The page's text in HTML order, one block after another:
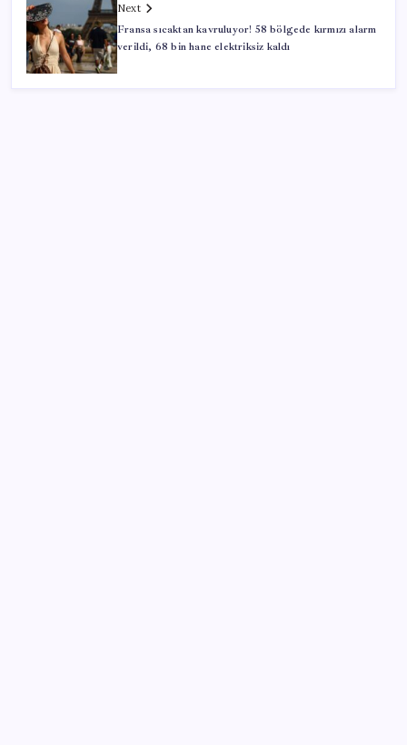
Next
Fransa sıcaktan kavruluyor! 58 bölgede kırmızı alarm
verildi, 68 bin hane elektriksiz kaldı